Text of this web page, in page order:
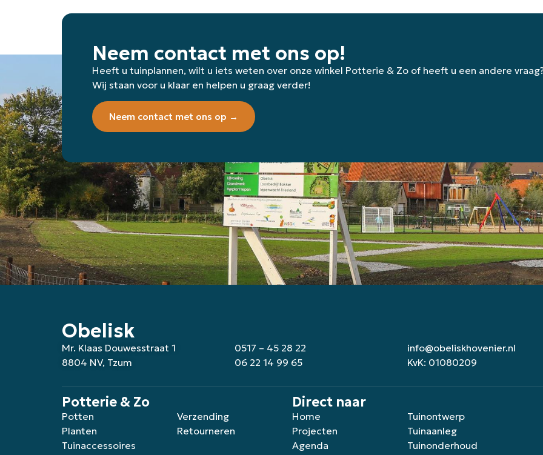
Neem contact met ons op!
Heeft u tuinplannen, wilt u iets weten over onze winkel Potterie & Zo of heeft u een andere
Wij staan voor u klaar en helpen u graag verder!
Neem contact met ons op →
Obelisk
Mr. Klaas Douwesstraat 1
8804 NV, Tzum
0517 – 45 28 22
06 22 14 99 65
info@obeliskhovenier.nl
KvK: 01080209
Potterie & Zo
Potten
Planten
Tuinaccessoires
Verzending
Retourneren
Direct naar
Home
Projecten
Agenda
Tuinontwerp
Tuinaanleg
Tuinonderhoud